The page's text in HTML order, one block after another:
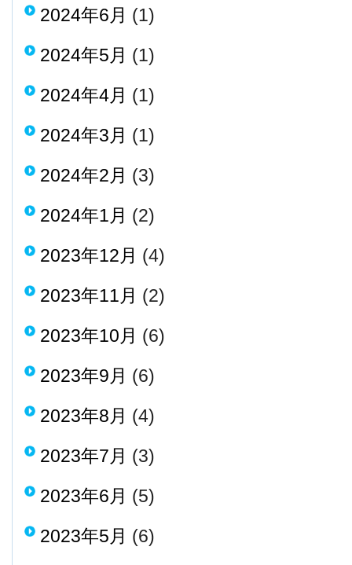
2024年6月 (1)
2024年5月 (1)
2024年4月 (1)
2024年3月 (1)
2024年2月 (3)
2024年1月 (2)
2023年12月 (4)
2023年11月 (2)
2023年10月 (6)
2023年9月 (6)
2023年8月 (4)
2023年7月 (3)
2023年6月 (5)
2023年5月 (6)